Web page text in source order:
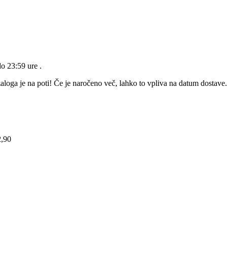
23:59 ure .
je na poti! Če je naročeno več, lahko to vpliva na datum dostave.